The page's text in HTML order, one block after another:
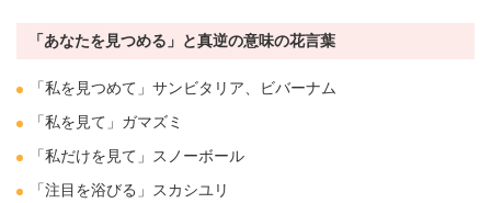
「あなたを見つめる」と真逆の意味の花言葉
「私を見つめて」サンビタリア、ビバーナム
「私を見て」ガマズミ
「私だけを見て」
スノーボール
「注目を浴びる」スカシユリ